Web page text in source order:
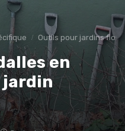
Outils pour jardins
en
jardin